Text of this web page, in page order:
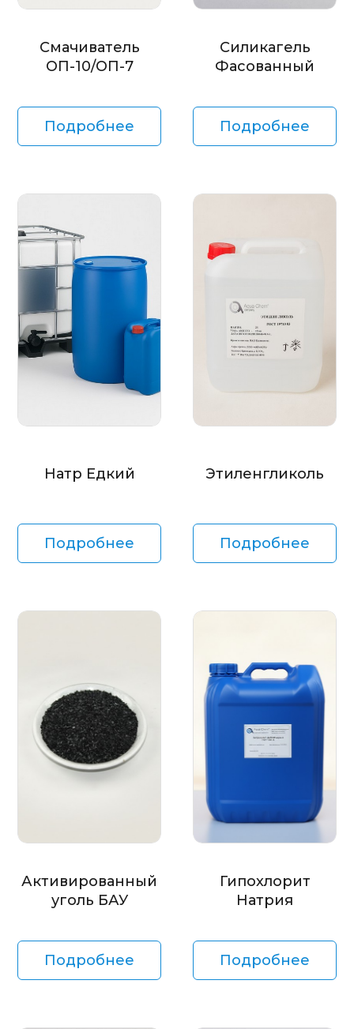
Смачиватель
ОП-10/ОП-7
Подробнее
Силикагель
Фасованный
Подробнее
Натр Едкий
Подробнее
Этиленгликоль
Подробнее
Активированный
уголь БАУ
Подробнее
Гипохлорит
Натрия
Подробнее